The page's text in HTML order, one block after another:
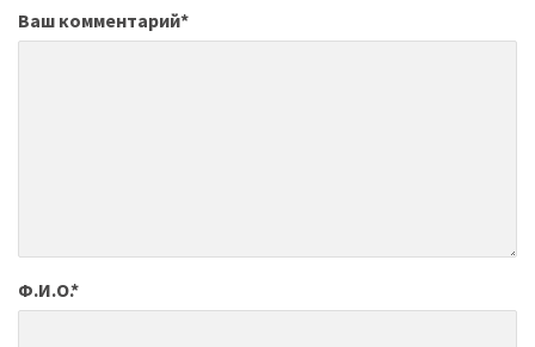
Ваш комментарий*
Ф.И.О.*